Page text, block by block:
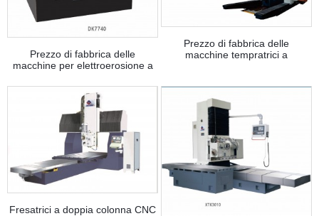
Prezzo di fabbrica delle
macchine per elettroerosione a
Prezzo di fabbrica delle
macchine tempratrici a
Fresatrici a doppia colonna CNC